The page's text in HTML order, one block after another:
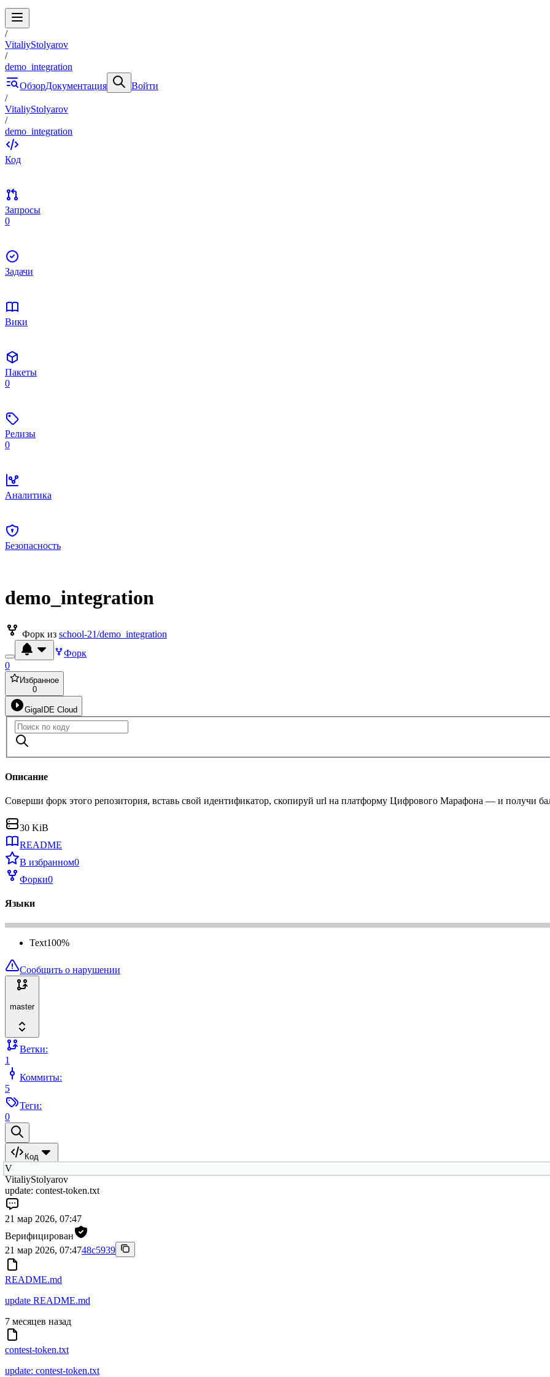
/
VitaliyStolyarov
/
demo_integration
ОбзорДокументация
Войти
/
VitaliyStolyarov
/
demo_integration
Код
Запросы
0
Задачи
Вики
Пакеты
0
Релизы
0
Аналитика
Безопасность
demo_integration
Форк из school-21/demo_integration
Форк
0
Избранное
0
GigaIDE Cloud
Описание
Соверши форк этого репозитория, вставь свой идентификатор, скопируй url на платформу Цифрового Марафона — и получи
30 KiB
README
В избранном0
Форки0
Языки
Text100%
Сообщить о нарушении
master
Ветки:
1
Коммиты:
5
Теги:
0
Код
V
VitaliyStolyarov
update: contest-token.txt
21 мар 2026, 07:47
Верифицирован
21 мар 2026, 07:4748c5939
README.md
update README.md
7 месяцев назад
contest-token.txt
update: contest-token.txt